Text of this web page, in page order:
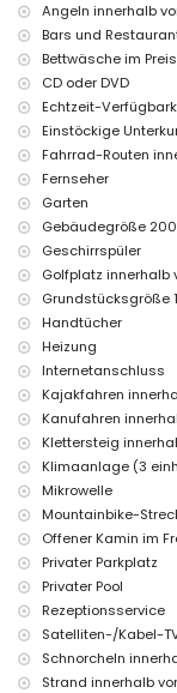
Villa entfernt)
Zweitnächster
Haustiere sind
Die Unterkunft
Ausstattungen und
enthalten
Internet (WiFi)
Bügeleisen und
Bettwäsche und
Zentralheizung
Ausstattungen und
Poolheizung
Kinderbett/
Unterhaltung und
Costa Blanca
Kino, Theater,
(weniger als 5
Sehenswürdigkeiten
Museum
Javea),
Gebäude
de Javea)
Ruine (Pueblo
Unterkunft
Schloss (Portal
Unterkunft
Sport
Angeln innerhalb
Bars und
Bettwäsche im
CD oder DVD
Echtzeit-
Einstöckige
Fahrrad-Routen
Fernseher
Garten
Gebäudegröße
Geschirrspüler
Golfplatz innerhalb
Grundstücksgröße
Handtücher
Heizung
Internetanschluss
Kajakfahren
Kanufahren
Klettersteig
Klimaanlage (3
Mikrowelle
Mountainbike-
Offener Kamin im
Privater Parkplatz
Privater Pool
Rezeptionsservice
Satelliten-/Kabel-
Schnorcheln
Strand innerhalb